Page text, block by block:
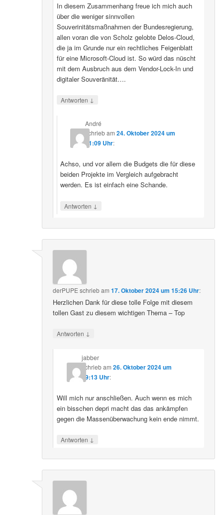
In diesem Zusammenhang freue ich mich auch
über die weniger sinnvollen
Souverinitätsmaßnahmen der Bundesregierung,
allen voran die von Scholz gelobte Delos-Cloud,
die ja im Grunde nur ein rechtliches Feigenblatt
für eine Microsoft-Cloud ist. So würd das nüscht
mit dem Ausbruch aus dem Vendor-Lock-In und
digitaler Souveränität….
Antworten ↓
André
schriebam24. Oktober 2024 um
11:09 Uhr:
Achso, und vor allem die Budgets die für diese
beiden Projekte im Vergleich aufgebracht
werden. Es ist einfach eine Schande.
Antworten ↓
derPUPE schriebam17. Oktober 2024 um 15:26 Uhr:
Herzlichen Dank für diese tolle Folge mit diesem
tollen Gast zu diesem wichtigen Thema – Top
Antworten ↓
jabber
schriebam 26. Oktober 2024 um
09:13 Uhr:
Will mich nur anschließen. Auch wenn es mich
ein bisschen depri macht das das ankämpfen
gegen die Massenüberwachung kein ende nimmt.
Antworten ↓